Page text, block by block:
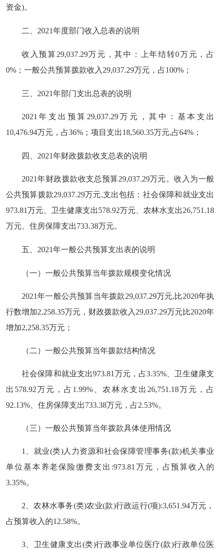
资金)。
二、2021年度部门收入总表的说明
收入预算29,037.29万元，其中：上年结转0万元，占
0%；一般公共预算拨款收入29,037.29万元，占100%；
三、2021年部门支出总表的说明
2021年支出预算29,037.29万元，其中：基本支出
10,476.94万元，占36%；项目支出18,560.35万元,占64%；
四、2021年财政拨款收支总表的说明
2021年财政拨款收支总预算29,037.29万元。收入为一般
公共预算拨款29,037.29万元,支出包括：社会保障和就业支出
973.81万元、卫生健康支出578.92万元、农林水支出26,751.18
万元、住房保障支出733.38万元。
五、2021年一般公共预算支出表的说明
（一）一般公共预算当年拨款规模变化情况
2021年一般公共预算当年拨款29,037.29万元,比2020年执
行数增加2,258.35万元，财政拨款收入29,037.29万元比2020年
增加2,258.35万元；
（二）一般公共预算当年拨款结构情况
社会保障和就业支出973.81万元，占3.35%、卫生健康支
出578.92万元，占1.99%、农林水支出26,751.18万元，占
92.13%、住房保障支出733.38万元，占2.53%。
（三）一般公共预算当年拨款具体使用情况
1、就业(类)人力资源和社会保障管理事务(款)机关事业
单位基本养老保险缴费支出:973.81万元，占预算收入的
3.35%。
2、农林水事务(类)农业(款)行政运行(项):3,651.94万元，
占预算收入的12.58%。
3、卫生健康支出(类)行政事业单位医疗(款)行政单位医